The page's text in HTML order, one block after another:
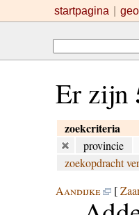
startpagina
Er zijn
zoekcriteria
provincie
zoekopdracht
Aandijke
[